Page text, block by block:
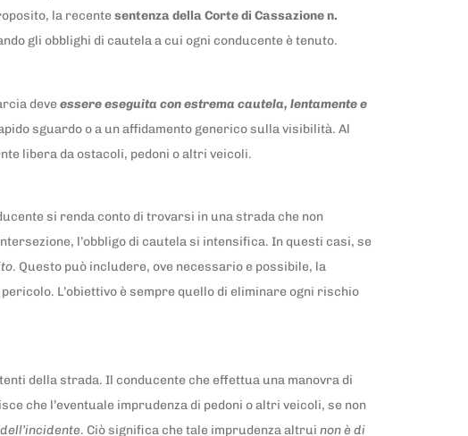
la recente sentenza della Corte di Cassazione n.
gli obblighi di cautela a cui ogni conducente è tenuto.
deve essere eseguita con estrema cautela, lentamente e
sguardo o a un affidamento generico sulla visibilità. Al
libera da ostacoli, pedoni o altri veicoli.
si renda conto di trovarsi in una strada che non
l’obbligo di cautela si intensifica. In questi casi, se
. Questo può includere, ove necessario e possibile, la
L’obiettivo è sempre quello di eliminare ogni rischio
della strada. Il conducente che effettua una manovra di
che l’eventuale imprudenza di pedoni o altri veicoli, se non
. Ciò significa che tale imprudenza altrui non è di